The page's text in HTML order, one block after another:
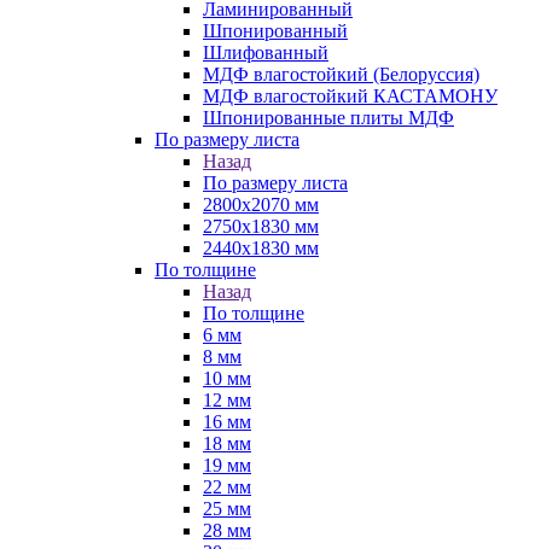
Ламинированный
Шпонированный
Шлифованный
МДФ влагостойкий (Белоруссия)
МДФ влагостойкий КАСТАМОНУ
Шпонированные плиты МДФ
По размеру листа
Назад
По размеру листа
2800х2070 мм
2750х1830 мм
2440х1830 мм
По толщине
Назад
По толщине
6 мм
8 мм
10 мм
12 мм
16 мм
18 мм
19 мм
22 мм
25 мм
28 мм